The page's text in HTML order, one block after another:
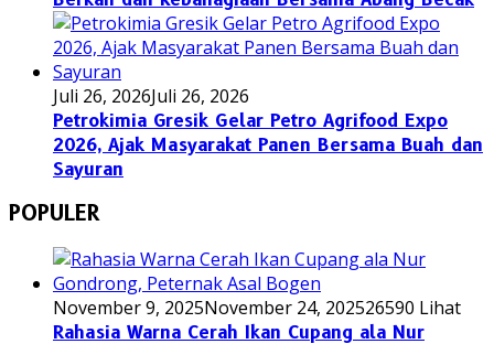
Juli 26, 2026Juli 26, 2026
Petrokimia Gresik Gelar Petro Agrifood Expo
2026, Ajak Masyarakat Panen Bersama Buah dan
Sayuran
POPULER
November 9, 2025November 24, 202526590 Lihat
Rahasia Warna Cerah Ikan Cupang ala Nur